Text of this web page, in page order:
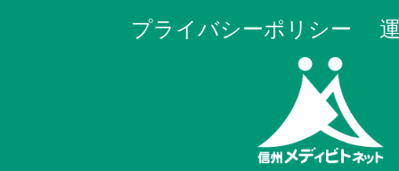
プライバシーポリシー